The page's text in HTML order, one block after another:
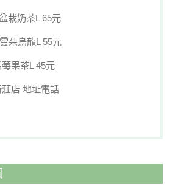
栽奶茶L 65元
朵烏龍L 55元
果茶L 45元
店 地址電話